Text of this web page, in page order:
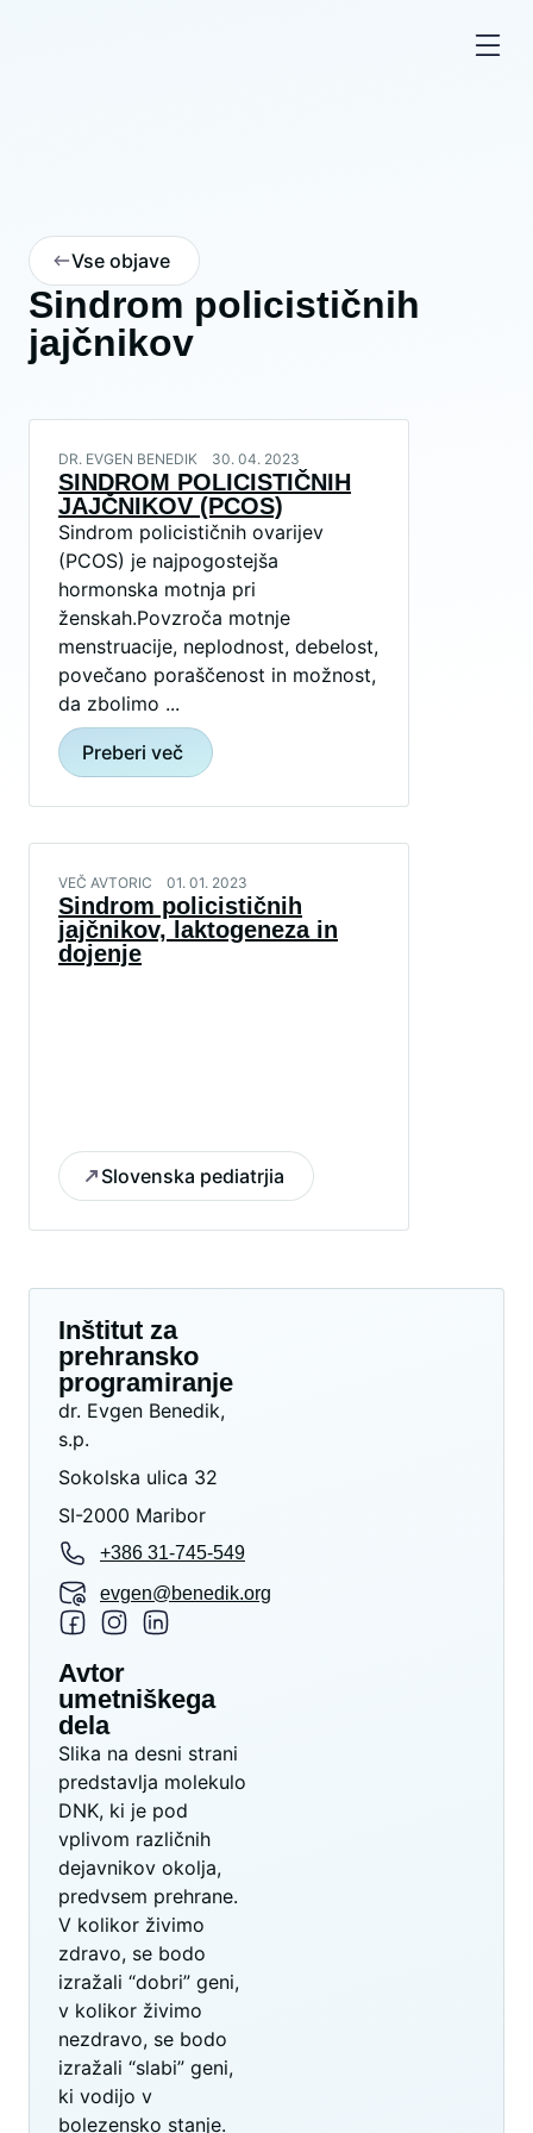
Vse objave
Sindrom policističnih
jajčnikov
DR. EVGEN BENEDIK 30. 04. 2023
SINDROM POLICISTIČNIH
JAJČNIKOV (PCOS)
Sindrom policističnih ovarijev
(PCOS) je najpogostejša
hormonska motnja pri
ženskah.Povzroča motnje
menstruacije, neplodnost, debelost,
povečano poraščenost in možnost,
da zbolimo ...
Preberi več
VEČ AVTORIC 01. 01. 2023
Sindrom policističnih
jajčnikov, laktogeneza in
dojenje
Slovenska pediatrjia
Inštitut za
prehransko
programiranje
dr. Evgen Benedik,
s.p.
Sokolska ulica 32
SI-2000 Maribor
+386 31-745-549
evgen@benedik.org
Avtor
umetniškega
dela
Slika na desni strani
predstavlja molekulo
DNK, ki je pod
vplivom različnih
dejavnikov okolja,
predvsem prehrane.
V kolikor živimo
zdravo, se bodo
izražali “dobri” geni,
v kolikor živimo
nezdravo, se bodo
izražali “slabi” geni,
ki vodijo v
bolezensko stanje.